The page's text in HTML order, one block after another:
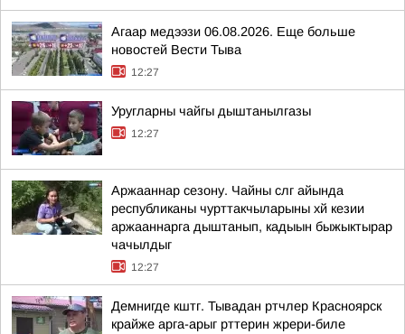
Агаар медээзи 06.08.2026. Еще больше
новостей Вести Тыва
12:27
Уругларны чайгы дыштанылгазы
12:27
Аржааннар сезону. Чайны слг айында
республиканы чурттакчыларыны хй кезии
аржааннарга дыштанып, кадыын быжыктырар
чачылдыг
12:27
Демнигде кштг. Тывадан ртчлер Красноярск
крайже арга-арыг рттерин жрери-биле